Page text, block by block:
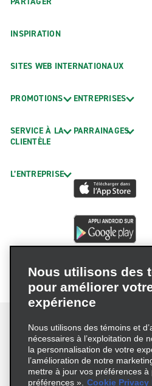
INSPIRATION
SITES WEB INTERNATIONAUX
PROMOTIONS
SERVICE À LA
CLIENTÈLE
L’ENTREPRISE
ENTREPRISES
PARRAINAGES
Conditions d’utilisation
Politique sur les
Nous utilisons des
pour améliorer
expérience
Nous utilisons des témoins et
nécessaires à l’exploitation de
la personnalisation de votre
l’amélioration de notre
mettre à jour vos préférences
préférences ». Cookie Privacy